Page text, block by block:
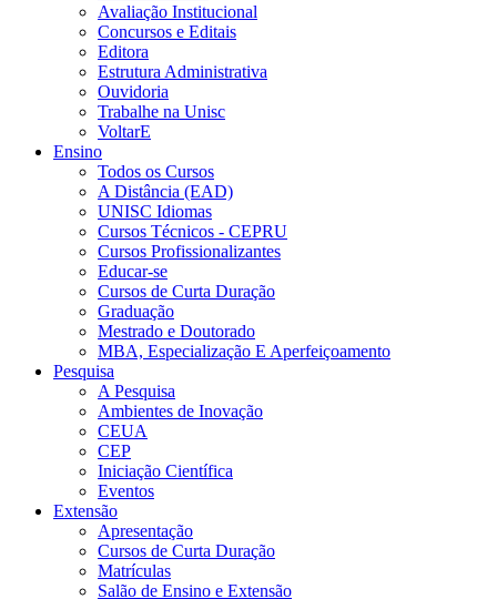
Avaliação Institucional
Concursos e Editais
Editora
Estrutura Administrativa
Ouvidoria
Trabalhe na Unisc
VoltarE
Ensino
Todos os Cursos
A Distância (EAD)
UNISC Idiomas
Cursos Técnicos - CEPRU
Cursos Profissionalizantes
Educar-se
Cursos de Curta Duração
Graduação
Mestrado e Doutorado
MBA, Especialização E Aperfeiçoamento
Pesquisa
A Pesquisa
Ambientes de Inovação
CEUA
CEP
Iniciação Científica
Eventos
Extensão
Apresentação
Cursos de Curta Duração
Matrículas
Salão de Ensino e Extensão